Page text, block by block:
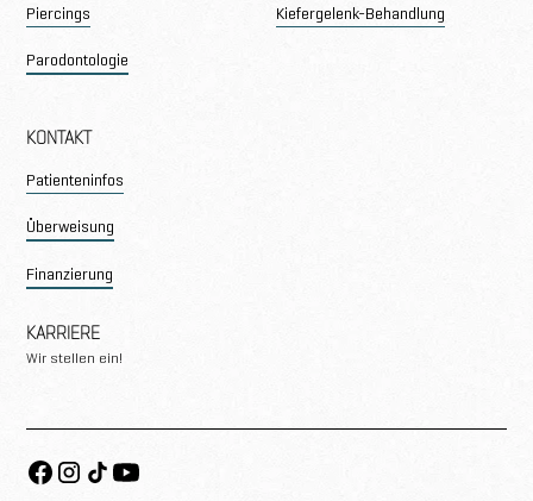
Piercings
Parodontologie
Kiefergelenk-Behandlung
KONTAKT
Patienteninfos
Überweisung
Finanzierung
KARRIERE
Wir stellen ein!
Facebook
Instagram
TikTokYoutube